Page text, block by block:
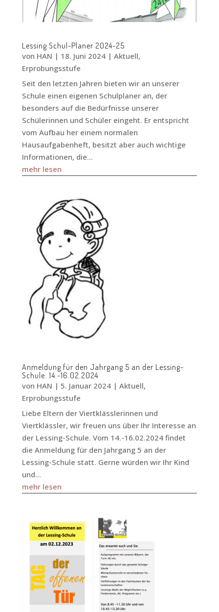
Lessing Schul-Planer 2024-25
von HAN | 18. Juni 2024| Aktuell,
Erprobungsstufe
Seit den letzten Jahren bieten wir an unserer
Schule einen eigenen Schulplaner an, der
besonders auf die Bedürfnisse unserer
Schülerinnen und Schüler eingeht. Er entspricht
vom Aufbau her einem normalen
Hausaufgabenheft, besitzt aber auch wichtige
Informationen, die...
mehr lesen
Anmeldung für den Jahrgang 5 an der Lessing-
Schule: 14.-16.02.2024
von HAN | 5. Januar 2024| Aktuell,
Erprobungsstufe
Liebe Eltern der Viertklässlerinnen und
Viertklässler, wir freuen uns über Ihr Interesse an
der Lessing-Schule. Vom 14.-16.02.2024 findet
die Anmeldung für den Jahrgang 5 an der
Lessing-Schule statt. Gerne würden wir Ihr Kind
und...
mehr lesen